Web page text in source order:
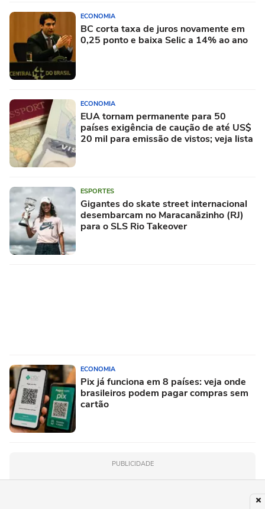
ECONOMIA
BC corta taxa de juros novamente em
0,25 ponto e baixa Selic a 14% ao ano
ECONOMIA
EUA tornam permanente para 50
países exigência de caução de até US$
20 mil para emissão de vistos; veja lista
ESPORTES
Gigantes do skate street internacional
desembarcam no Maracanãzinho (RJ)
para o SLS Rio Takeover
ECONOMIA
Pix já funciona em 8 países: veja onde
brasileiros podem pagar compras sem
cartão
PUBLICIDADE